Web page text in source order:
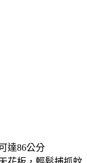
達86公分